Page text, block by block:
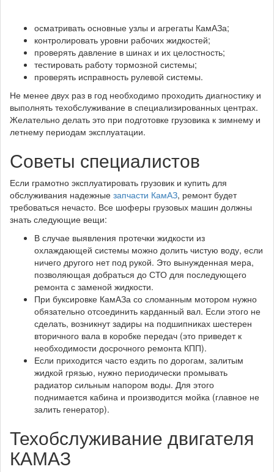
осматривать основные узлы и агрегаты КамАЗа;
контролировать уровни рабочих жидкостей;
проверять давление в шинах и их целостность;
тестировать работу тормозной системы;
проверять исправность рулевой системы.
Не менее двух раз в год необходимо проходить диагностику и
выполнять техобслуживание в специализированных центрах.
Желательно делать это при подготовке грузовика к зимнему и
летнему периодам эксплуатации.
Советы специалистов
Если грамотно эксплуатировать грузовик и купить для
обслуживания надежные запчасти КамАЗ, ремонт будет
требоваться нечасто. Все шоферы грузовых машин должны
знать следующие вещи:
В случае выявления протечки жидкости из
охлаждающей системы можно долить чистую воду, если
ничего другого нет под рукой. Это вынужденная мера,
позволяющая добраться до СТО для последующего
ремонта с заменой жидкости.
При буксировке КамАЗа со сломанным мотором нужно
обязательно отсоединить карданный вал. Если этого не
сделать, возникнут задиры на подшипниках шестерен
вторичного вала в коробке передач (это приведет к
необходимости досрочного ремонта КПП).
Если приходится часто ездить по дорогам, залитым
жидкой грязью, нужно периодически промывать
радиатор сильным напором воды. Для этого
поднимается кабина и производится мойка (главное не
залить генератор).
Техобслуживание двигателя
КАМАЗ